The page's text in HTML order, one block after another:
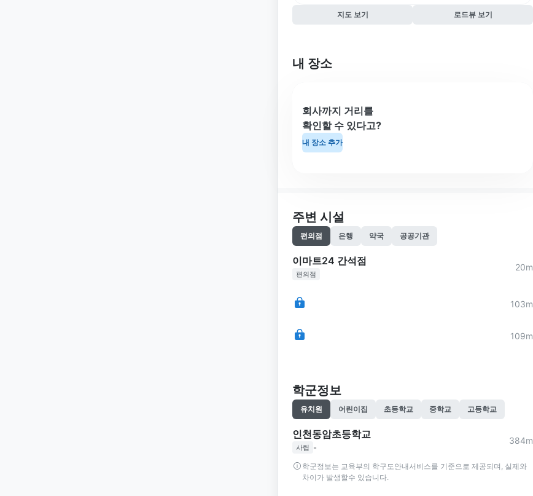
지도 보기 로드뷰 보기
내 장소
회사까지 거리를
확인할 수 있다고?
내 장소 추가
주변 시설
편의점 은행 약국 공공기관
이마트24 간석점
편의점
20m
103m
109m
학군정보
유치원 어린이집 초등학교 중학교 고등학교
인천동암초등학교
사립 -
384m
학군정보는 교육부의 학구도안내서비스를 기준으로 제공되며, 실제와
차이가 발생할수 있습니다.